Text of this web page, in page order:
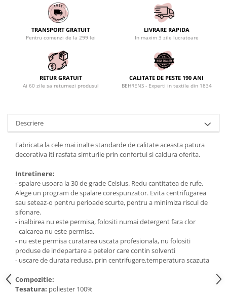
TRANSPORT GRATUIT
Pentru comenzi de la 299 lei
LIVRARE RAPIDA
In maxim 3 zile lucratoare
RETUR GRATUIT
Ai 60 zile sa returnezi produsul
CALITATE DE PESTE 190 ANI
BEHRENS - Experti in textile din 1834
Descriere
Fabricata la cele mai inalte standarde de calitate aceasta patura
decorativa iti rasfata simturile prin confortul si caldura oferita.
Intretinere:
- spalare usoara la 30 de grade Celsius. Redu cantitatea de rufe.
Alege un program de spalare corespunzator. Evita centrifugarea
sau seteaz-o pentru perioade scurte, pentru a minimiza riscul de
sifonare.
- inalbirea nu este permisa, folositi numai detergent fara clor
- calcarea nu este permisa.
- nu este permisa curatarea uscata profesionala, nu folositi
produse de indepartare a petelor care contin solventi
- uscare de durata redusa, prin centrifugare,temperatura scazuta
Compozitie:
Tesatura: poliester 100%